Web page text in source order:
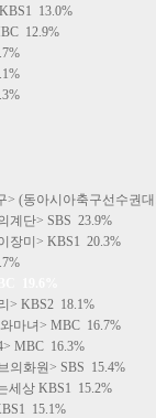
13.0%
12.9%
> (동아시아축구선수권
계단> SBS 23.9%
장미> KBS1 20.3%
> KBS2 18.1%
마녀> MBC 16.7%
MBC 16.3%
의화원> SBS 15.4%
세상 KBS1 15.2%
15.1%